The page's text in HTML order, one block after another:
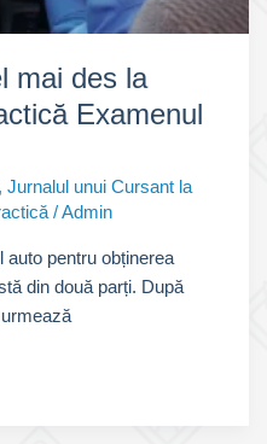
mai des la
Examenul
,Jurnalul unui Cursant la
/Admin
auto pentru obținerea
din două parți. După